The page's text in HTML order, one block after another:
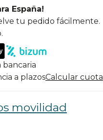
España!
tu pedido fácilmente.
bancaria
a plazosCalcular cuota
movilidad